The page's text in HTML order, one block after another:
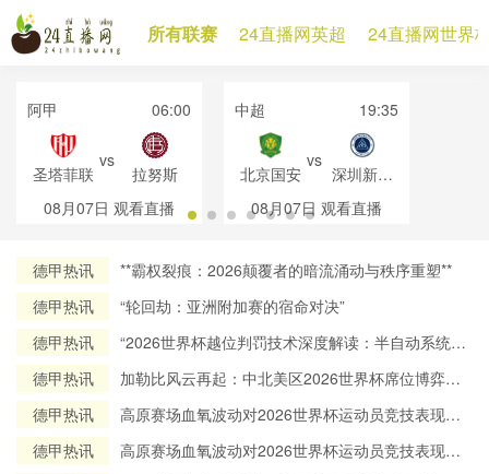
所有联赛 24直播网英超 24直播网世界
阿甲 06:00
圣塔菲联
vs
拉努斯
08月07日 观看直播
中超 19:35
北京国安
vs
深圳新鹏
城
08月07日 观看直播
德甲热讯
**霸权裂痕：2026颠覆者的暗流涌动与秩序重塑**
德甲热讯
“轮回劫：亚洲附加赛的宿命对决”
德甲热讯
“2026世界杯越位判罚技术深度解读：半自动系统帧
德甲热讯
加勒比风云再起：中北美区2026世界杯席位博弈与
德甲热讯
高原赛场血氧波动对2026世界杯运动员竞技表现的
德甲热讯
高原赛场血氧波动对2026世界杯运动员竞技表现的